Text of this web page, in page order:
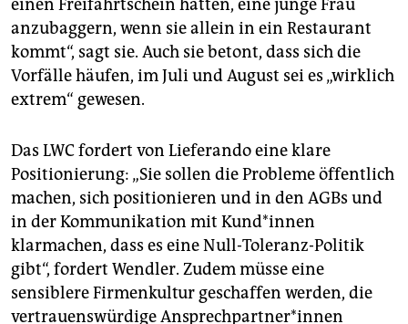
einen Freifahrtschein hätten, eine junge Frau
anzubaggern, wenn sie allein in ein Restaurant
kommt“, sagt sie. Auch sie betont, dass sich die
Vorfälle häufen, im Juli und August sei es „wirklich
extrem“ gewesen.
Das LWC fordert von Lieferando eine klare
Positionierung: „Sie sollen die Probleme öffentlich
machen, sich positionieren und in den AGBs und
in der Kommunikation mit Kun­d*in­nen
klarmachen, dass es eine Null-Toleranz-Politik
gibt“, fordert Wendler. Zudem müsse eine
sensiblere Firmenkultur geschaffen werden, die
vertrauenswürdige An­sprech­part­ne­r*in­nen